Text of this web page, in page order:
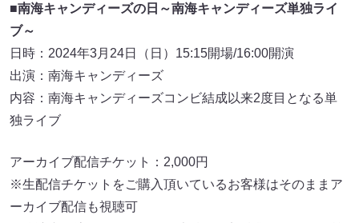
■南海キャンディーズの日～南海キャンディーズ単独ライ
ブ～
日時：2024年3月24日（日）15:15開場/16:00開演
出演：南海キャンディーズ
内容：南海キャンディーズコンビ結成以来2度目となる単
独ライブ
アーカイブ配信チケット：2,000円
※生配信チケットをご購入頂いているお客様はそのままア
ーカイブ配信も視聴可